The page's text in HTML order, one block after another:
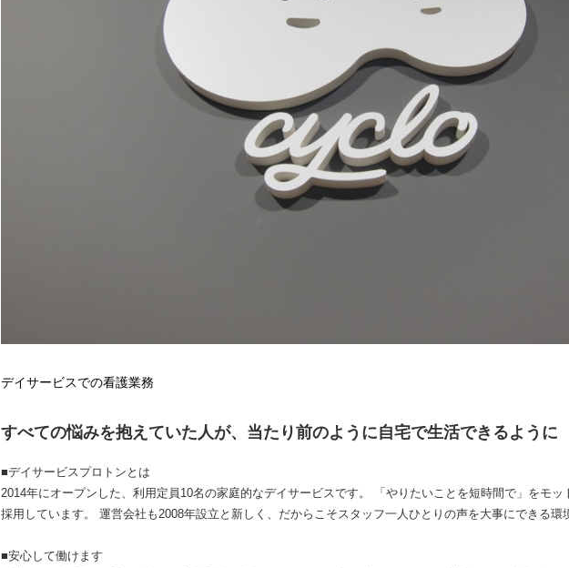
デイサービスでの看護業務
すべての悩みを抱えていた人が、当たり前のように自宅で生活できるように
■デイサービスプロトンとは
2014年にオープンした、利用定員10名の家庭的なデイサービスです。 「やりたいことを短時間で」をモ
採用しています。 運営会社も2008年設立と新しく、だからこそスタッフ一人ひとりの声を大事にできる環
■安心して働けます